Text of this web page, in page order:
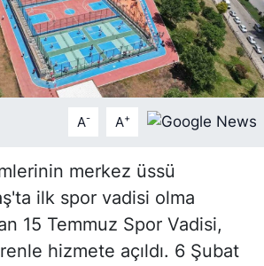
A- A+
merkez üssü
ilk spor vadisi olma
15 Temmuz Spor Vadisi,
hizmete açıldı. 6 Şubat